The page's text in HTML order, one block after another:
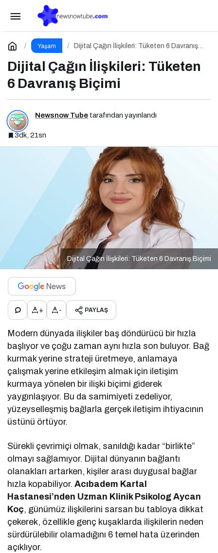
Yaşam
Dijital Çağın İlişkileri: Tüketen 6 Davranış
Dijital Çağın İlişkileri: Tüketen
6 Davranış Biçimi
Newsnow Tube tarafından yayınlandı
3dk, 21sn
Dijital Çağın İlişkileri: Tüketen 6 Davranış Biçimi
+ - PAYLAŞ
Modern dünyada ilişkiler baş döndürücü bir hızla
başlıyor ve çoğu zaman aynı hızla son buluyor. Bağ
kurmak yerine strateji üretmeye, anlamaya
çalışmak yerine etkileşim almak için iletişim
kurmaya yönelen bir ilişki biçimi giderek
yaygınlaşıyor. Bu da samimiyeti zedeliyor,
yüzeyselleşmiş bağlarla gerçek iletişim ihtiyacının
üstünü örtüyor.
Sürekli çevrimiçi olmak, sanıldığı kadar “birlikte”
olmayı sağlamıyor. Dijital dünyanın bağlantı
olanakları artarken, kişiler arası duygusal bağlar
hızla kopabiliyor.Acıbadem Kartal
Hastanesi’nden Uzman Klinik Psikolog Aycan
Koç, günümüz ilişkilerini sarsan bu tabloya dikkat
çekerek, özellikle genç kuşaklarda ilişkilerin neden
sürdürülebilir olamadığını 6 temel hata üzerinden
açıklıyor.
Yaz Tatiline Sağlıklı Bir Başlangıç İçin
Beslenme
Yorum Yap